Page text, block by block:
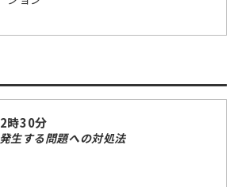
時30分
生する問題への対処法